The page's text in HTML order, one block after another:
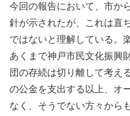
今回の報告において、市か
針が示されたが、これは直
ではないと理解している。
あくまで神戸市民文化振興
団の存続は切り離して考え
の公金を支出する以上、オ
なく、そうでない方々から